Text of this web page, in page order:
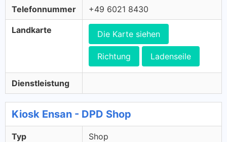
Telefonnummer +49 6021 8430
Landkarte Die Karte siehen
Richtung Ladenseile
Dienstleistung
Kiosk Ensan - DPD Shop
Typ Shop